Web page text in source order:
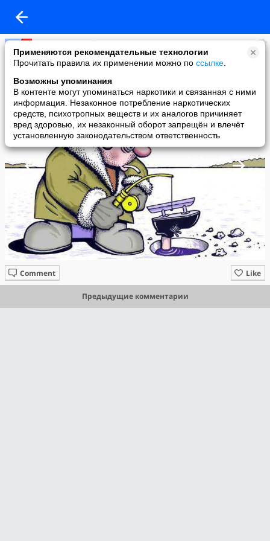
Применяются рекомендательные технологии
Прочитать правила их применении можно по ссылке
Возможны упоминания
В контенте могут упоминаться наркотики и связанная с ними
информация. Незаконное потребление наркотических
средств, психотропных веществ и их аналогов причиняет
вред здоровью, их незаконный оборот запрещён и влечёт
установленную законодательством ответственность
Серёг Иваныч *
added a photo
02 Dec в 12:33
Like
Comment
Предыдущие комментарии